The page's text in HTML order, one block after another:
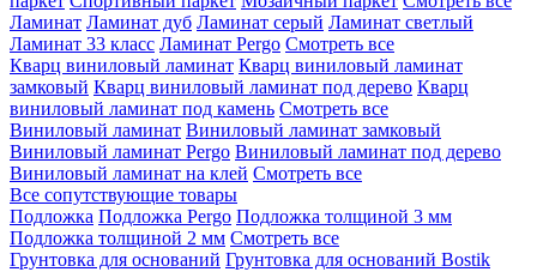
Ламинат Ламинат дуб Ламинат серый Ламинат светлый
Ламинат 33 класс Ламинат Pergo Смотреть все
Кварц виниловый ламинат Кварц виниловый ламинат
замковый Кварц виниловый ламинат под дерево Кварц
виниловый ламинат под камень Смотреть все
Виниловый ламинат Виниловый ламинат замковый
Виниловый ламинат Pergo Виниловый ламинат под дерево
Виниловый ламинат на клей Смотреть все
Все сопутствующие товары
Подложка Подложка Pergo Подложка толщиной 3 мм
Подложка толщиной 2 мм Смотреть все
Грунтовка для оснований Грунтовка для оснований Bostik